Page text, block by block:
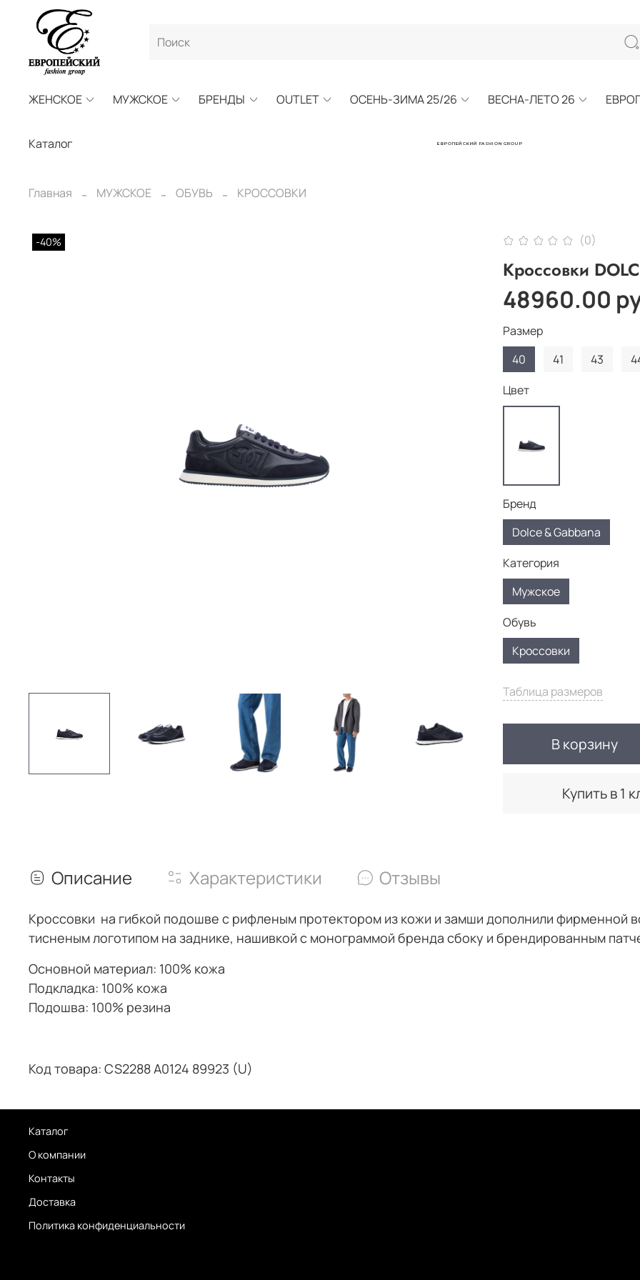
ЖЕНСКОЕ МУЖСКОЕ БРЕНДЫ OUTLET ОСЕНЬ-ЗИМА 25/26 ВЕСНА-ЛЕТО 26
ЕВРОПЕЙСКИЙ FASHION GROUP
Каталог
Главная МУЖСКОЕ ОБУВЬ КРОССОВКИ
-40% (0)
Кроссовки
48960.00
Таблица размеров
В корзину
Купить в 1
Размер
40
41 43
Цвет
Бренд
Dolce & Gabbana
Категория
Мужское
Обувь
Кроссовки
Описание Характеристики Отзывы
Кроссовки на гибкой подошве с рифленым протектором из кожи и замши дополнили фирменной
тисненым логотипом на заднике, нашивкой с монограммой бренда сбоку и брендированным
Основной материал: 100% кожа
Подкладка: 100% кожа
Подошва: 100% резина
Код товара: CS2288 A0124 89923 (U)
Каталог
О компании
Контакты
Доставка
Политика конфиденциальности